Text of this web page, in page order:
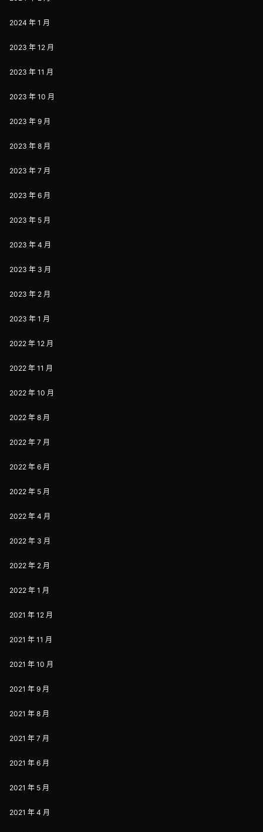
2024 年 1 月
2023 年 12 月
2023 年 11 月
2023 年 10 月
2023 年 9 月
2023 年 8 月
2023 年 7 月
2023 年 6 月
2023 年 5 月
2023 年 4 月
2023 年 3 月
2023 年 2 月
2023 年 1 月
2022 年 12 月
2022 年 11 月
2022 年 10 月
2022 年 8 月
2022 年 7 月
2022 年 6 月
2022 年 5 月
2022 年 4 月
2022 年 3 月
2022 年 2 月
2022 年 1 月
2021 年 12 月
2021 年 11 月
2021 年 10 月
2021 年 9 月
2021 年 8 月
2021 年 7 月
2021 年 6 月
2021 年 5 月
2021 年 4 月